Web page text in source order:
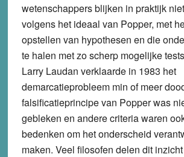
wetenschappers blijken in praktijk
volgens het ideaal van Popper, met
opstellen van hypothesen en die
te halen met zo scherp mogelijke
Larry Laudan verklaarde in 1983 het
demarcatieprobleem min of meer
falsificatieprincipe van Popper was
gebleken en andere criteria waren
bedenken om het onderscheid
maken. Veel filosofen delen dit